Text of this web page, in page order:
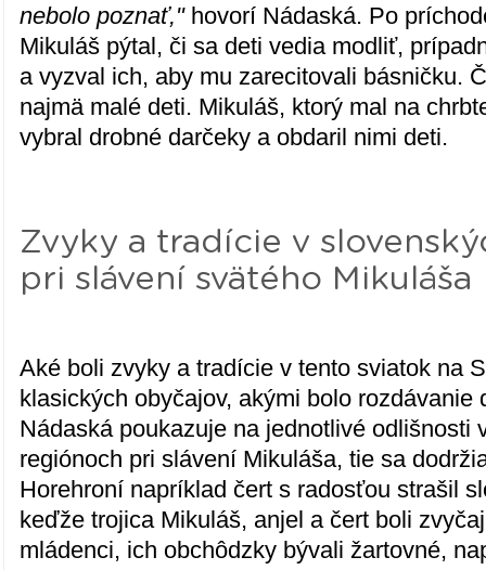
nebolo poznať,"hovorí Nádaská. Po
Mikuláš pýtal, či sa deti vedia modliť,
a vyzval ich, aby mu zarecitovali básničku.
najmä malé deti. Mikuláš, ktorý mal na
vybral drobné darčeky a obdaril nimi deti.
Zvyky a tradície v
pri slávení svätého Mikuláša
Aké boli zvyky a tradície v tento sviatok na
klasických obyčajov, akými bolo rozdávanie
Nádaská poukazuje na jednotlivé odlišnosti
regiónoch pri slávení Mikuláša, tie sa
Horehroní napríklad čert s radosťou strašil
keďže trojica Mikuláš, anjel a čert boli
mládenci, ich obchôdzky bývali žartovné,